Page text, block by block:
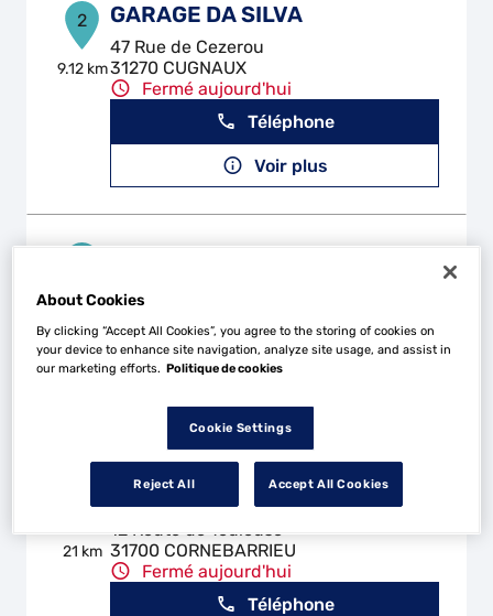
2
9.12 km
GARAGE DA SILVA
47 Rue de Cezerou
31270 CUGNAUX
Fermé aujourd'hui
Téléphone
Voir plus
14.49
km
15 rue du Docteur Charcot
31830 PLAISANCE DU TOUCH
Fermé aujourd'hui
Téléphone
Voir plus
21 km
GARAGE BERNARD
12 Route de Toulouse
31700 CORNEBARRIEU
Fermé aujourd'hui
Téléphone
About Cookies
By clicking “Accept All Cookies”, you agree to the storing of cookies on
your device to enhance site navigation, analyze site usage, and assist in
our marketing efforts. Politique de cookies
Cookie Settings
Reject All Accept All Cookies